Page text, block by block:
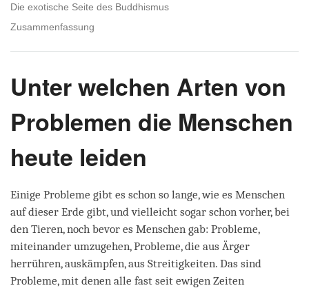
Die exotische Seite des Buddhismus
Zusammenfassung
Unter welchen Arten von
Problemen die Menschen
heute leiden
Einige Probleme gibt es schon so lange, wie es Menschen
auf dieser Erde gibt, und vielleicht sogar schon vorher, bei
den Tieren, noch bevor es Menschen gab: Probleme,
miteinander umzugehen, Probleme, die aus Ärger
herrühren, auskämpfen, aus Streitigkeiten. Das sind
Probleme, mit denen alle fast seit ewigen Zeiten